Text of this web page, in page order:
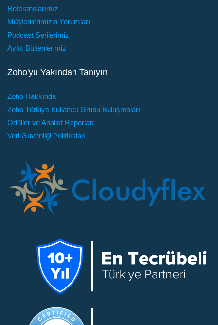
Referanslarımız
Müşterilerimizin Yorumları
Podcast Serilerimiz
Aylık Bültenlerimiz
Zoho'yu Yakından Tanıyın
Zoho Hakkında
Zoho Türkiye Kullanıcı Grubu Buluşmaları
Ödüller ve Analist Raporları
Veri Güvenliği Politikaları